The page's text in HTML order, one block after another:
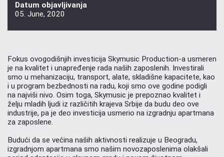
Datum objavljivanja
05. June, 2020
Fokus ovogodišnjih investicija Skymusic Production-a usmeren
je na kvalitet i unapređenje rada naših zaposlenih. Investirali
smo u mehanizaciju, transport, alate, skladišne kapacitete, kao
i u program bezbednosti na radu, koji smo ove godine podigli
na najviši nivo. Osim toga, Skymusic je prepoznao kvalitet i
želju mladih ljudi iz različitih krajeva Srbije da budu deo ove
industrije, pa je deo investicija usmerio na izgradnju apartmana
za zaposlene.
Budući da se većina naših aktivnosti realizuje u Beogradu,
izgradnjom apartmana smo našim novozaposlenima olakšali